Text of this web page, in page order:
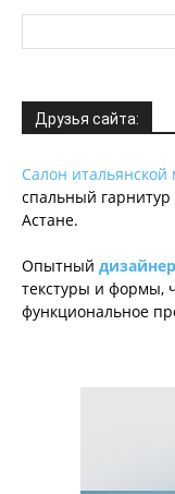
Друзья сайта:
Салон
спальный гарнитур
Астане.
Опытный
текстуры и формы,
функциональное